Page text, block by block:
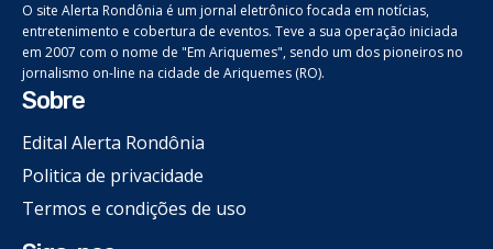
O site Alerta Rondônia é um jornal eletrônico focada em notícias,
entretenimento e cobertura de eventos. Teve a sua operação iniciada
em 2007 com o nome de "Em Ariquemes", sendo um dos pioneiros no
jornalismo on-line na cidade de Ariquemes (RO).
Sobre
Edital Alerta Rondônia
Politica de privacidade
Termos e condições de uso